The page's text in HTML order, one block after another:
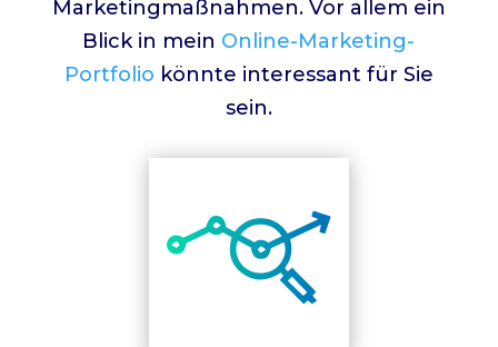
Marketingmaßnahmen. Vor allem ein
Blick in mein Online-Marketing-
Portfolio könnte interessant für Sie
sein.